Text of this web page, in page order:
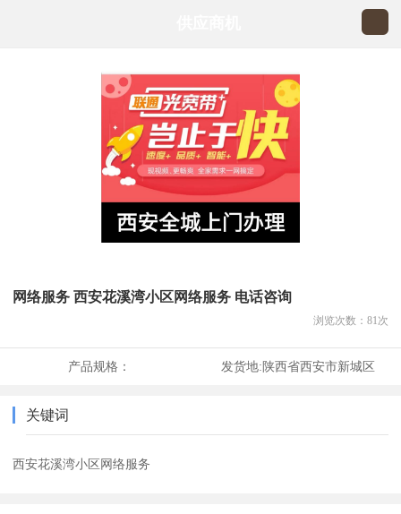
网络服务 西安花溪湾小区网络服务 电话咨询
浏览次数： 81 次
产品规格： 发货地:陕西省西安市新城区
关键词
西安花溪湾小区网络服务